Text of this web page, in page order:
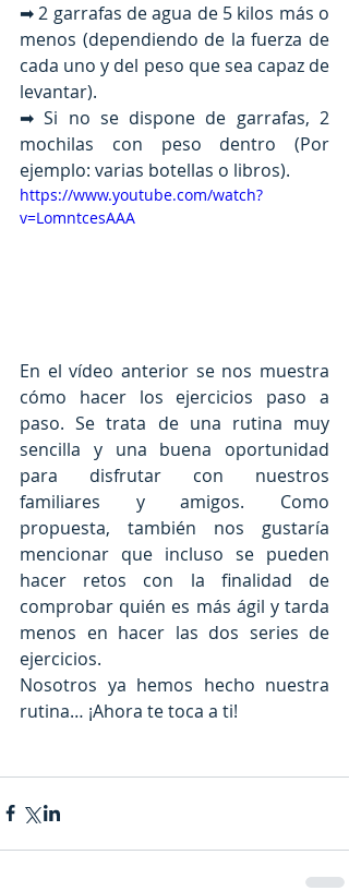
➡ 2 garrafas de agua de 5 kilos más o
menos (dependiendo de la fuerza de
cada uno y del peso que sea capaz de
levantar).
➡ Si no se dispone de garrafas, 2
mochilas con peso dentro (Por
ejemplo: varias botellas o libros).
https://www.youtube.com/watch?
v=LomntcesAAA
En el vídeo anterior se nos muestra
cómo hacer los ejercicios paso a
paso. Se trata de una rutina muy
sencilla y una buena oportunidad
para disfrutar con nuestros
familiares y amigos. Como
propuesta, también nos gustaría
mencionar que incluso se pueden
hacer retos con la finalidad de
comprobar quién es más ágil y tarda
menos en hacer las dos series de
ejercicios.
Nosotros ya hemos hecho nuestra
rutina… ¡Ahora te toca a ti!